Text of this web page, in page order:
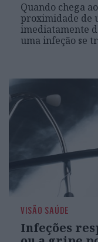
Quando chega
proximidade de
imediatamente
uma infeção se
VISÃO SAÚDE
Infeções